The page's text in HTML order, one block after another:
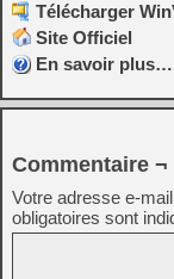
Télécharger
Site Officiel
En savoir plus…
Commentaire ¬
Votre adresse e-
obligatoires sont